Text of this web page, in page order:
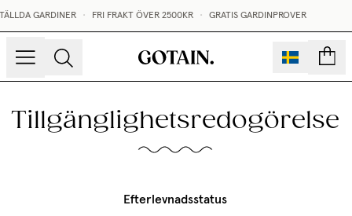
GARDINER FRI FRAKT ÖVER 2500KR GRATIS GARDINPROVER
Tillgänglighetsredogörelse
Efterlevnadsstatus